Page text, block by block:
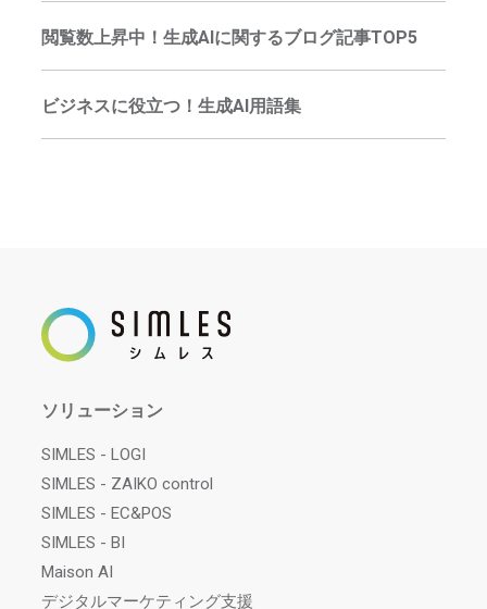
閲覧数上昇中！生成AIに関するブログ記事TOP5
ビジネスに役立つ！生成AI用語集
ソリューション
SIMLES - LOGI
SIMLES - ZAIKO control
SIMLES - EC&POS
SIMLES - BI
Maison AI
デジタルマーケティング支援